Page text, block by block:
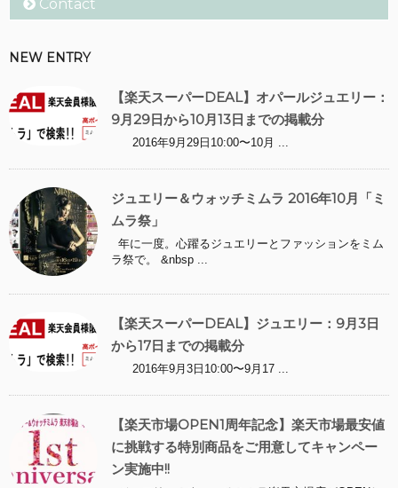
Contact
NEW ENTRY
【楽天スーパーDEAL】オパールジュエリー：
9月29日から10月13日までの掲載分
2016年9月29日10:00〜10月 ...
ジュエリー＆ウォッチミムラ 2016年10月「ミ
ムラ祭」
年に一度。心躍るジュエリーとファッションをミム
ラ祭で。 &nbsp ...
【楽天スーパーDEAL】ジュエリー：9月3日
から17日までの掲載分
2016年9月3日10:00〜9月17 ...
【楽天市場OPEN1周年記念】楽天市場最安値
に挑戦する特別商品をご用意してキャンペー
ン実施中!!